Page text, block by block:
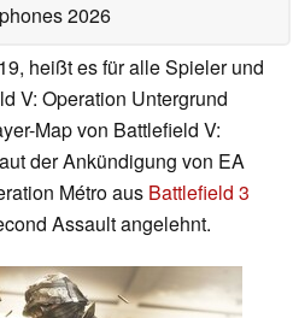
2026
heißt es für alle Spieler und
V: Operation Untergrund
Map von Battlefield V:
der Ankündigung von EA
Métro aus Battlefield 3
Assault angelehnt.